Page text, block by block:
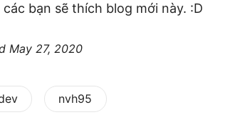
các bạn sẽ thích blog mới này. :D
May 27, 2020
nvh95